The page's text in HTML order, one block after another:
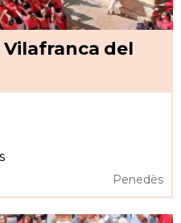
Vilafranca del
Penedès